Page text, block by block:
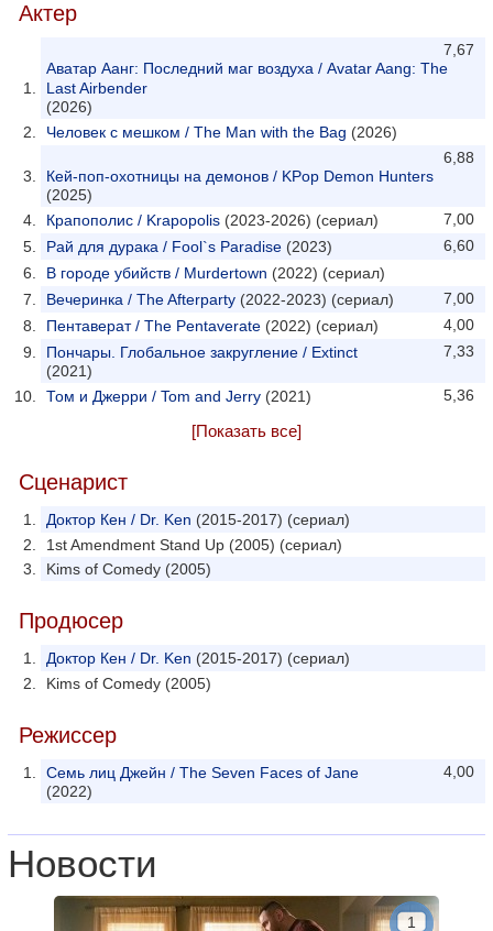
Актер
7,67
Аватар Аанг: Последний маг воздуха / Avatar Aang: The
Last Airbender
(2026)
Человек с мешком / The Man with the Bag (2026)
6,88
Кей-поп-охотницы на демонов / KPop Demon Hunters
(2025)
7,00
Крапополис / Krapopolis (2023-2026) (сериал)
6,60
Рай для дурака / Fool`s Paradise (2023)
В городе убийств / Murdertown (2022) (сериал)
7,00
Вечеринка / The Afterparty (2022-2023) (сериал)
4,00
Пентаверат / The Pentaverate (2022) (сериал)
7,33
Пончары. Глобальное закругление / Extinct
(2021)
5,36
Том и Джерри / Tom and Jerry (2021)
[Показать все]
Сценарист
Доктор Кен / Dr. Ken (2015-2017) (сериал)
1st Amendment Stand Up (2005) (сериал)
Kims of Comedy (2005)
Продюсер
Доктор Кен / Dr. Ken (2015-2017) (сериал)
Kims of Comedy (2005)
Режиссер
4,00
Семь лиц Джейн / The Seven Faces of Jane
(2022)
Новости
1